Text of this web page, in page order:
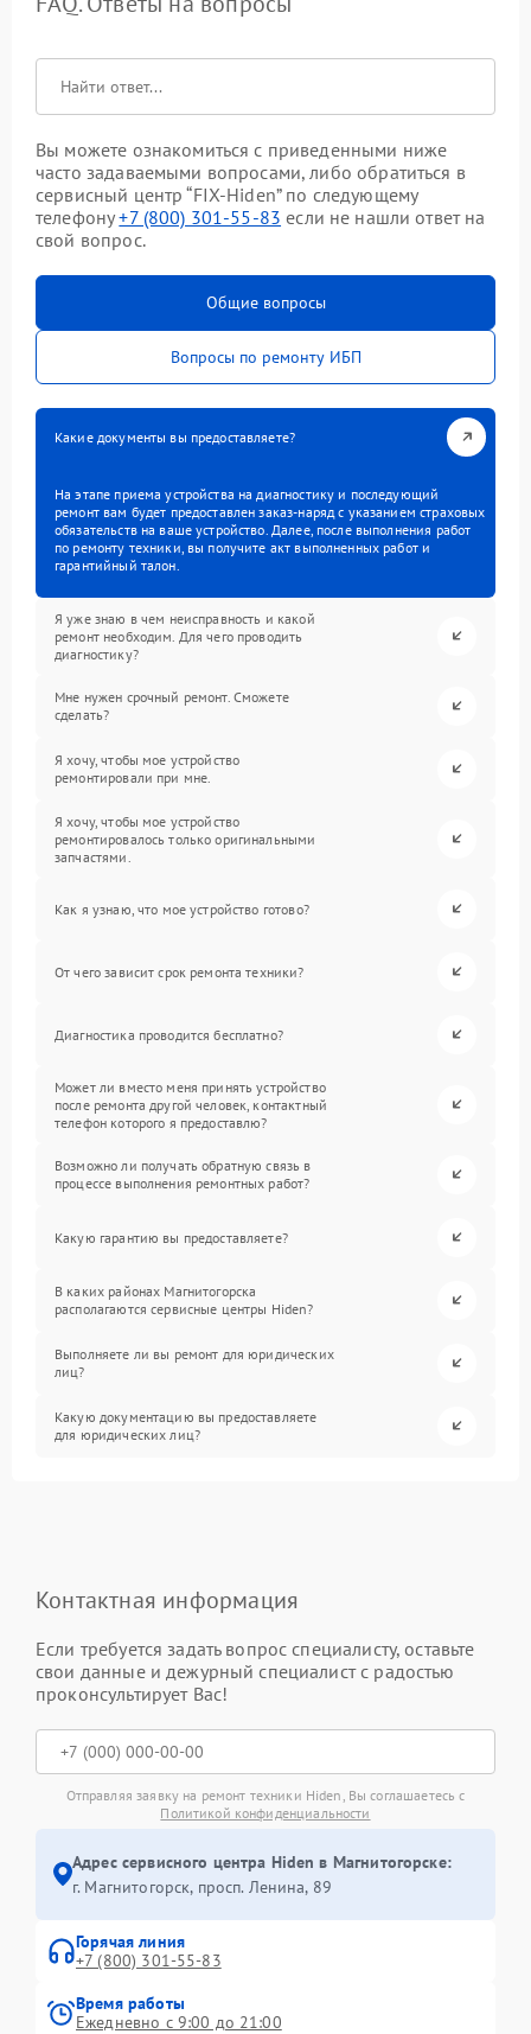
Вы можете ознакомиться с приведенными ниже
часто задаваемыми вопросами, либо обратиться в
сервисный центр “FIX-Hiden” по следующему
телефону+7 (800) 301-55-83 если не нашли ответ на
свой вопрос.
Общие вопросы
Вопросы по ремонту ИБП
Какие документы вы предоставляете?
На этапе приема устройства на диагностику и последующий
ремонт вам будет предоставлен заказ-наряд с указанием страховых
обязательств на ваше устройство. Далее, после выполнения работ
по ремонту техники, вы получите акт выполненных работ и
гарантийный талон.
Я уже знаю в чем неисправность и какой
ремонт необходим. Для чего проводить
диагностику?
Мне нужен срочный ремонт. Сможете
сделать?
Я хочу, чтобы мое устройство
ремонтировали при мне.
Я хочу, чтобы мое устройство
ремонтировалось только оригинальными
запчастями.
Как я узнаю, что мое устройство готово?
От чего зависит срок ремонта техники?
Диагностика проводится бесплатно?
Может ли вместо меня принять устройство
после ремонта другой человек, контактный
телефон которого я предоставлю?
Возможно ли получать обратную связь в
процессе выполнения ремонтных работ?
Какую гарантию вы предоставляете?
В каких районах Магнитогорска
располагаются сервисные центры Hiden?
Выполняете ли вы ремонт для юридических
лиц?
Какую документацию вы предоставляете
для юридических лиц?
Контактная информация
Если требуется задать вопрос специалисту, оставьте
свои данные и дежурный специалист с радостью
проконсультирует Вас!
Отправляя заявку на ремонт техники Hiden, Вы соглашаетесь с
Политикой конфиденциальности
Адрес сервисного центра Hiden в Магнитогорске:
г. Магнитогорск, просп. Ленина, 89
Горячая линия
+7 (800) 301-55-83
Время работы
Ежедневно с 9:00 до 21:00